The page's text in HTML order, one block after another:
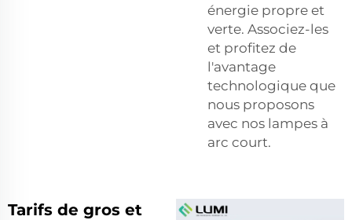
énergie propre et
verte. Associez-les
et profitez de
l'avantage
technologique que
nous proposons
avec nos lampes à
arc court.
Tarifs de gros et